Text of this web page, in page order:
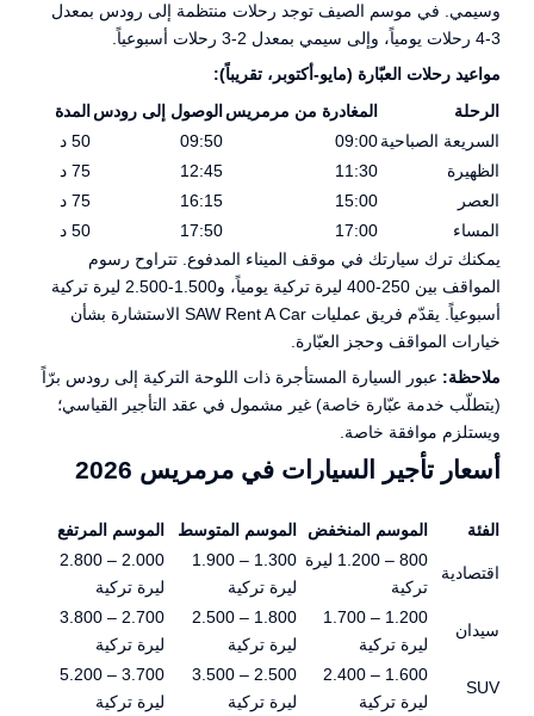
وسيمي. في موسم الصيف توجد رحلات منتظمة إلى رودس بمعدل
3-4 رحلات يومياً، وإلى سيمي بمعدل 2-3 رحلات أسبوعياً.
مواعيد رحلات العبّارة (مايو-أكتوبر، تقريباً):
الرحلة
المغادرة من مرمريس الوصول إلى رودس المدة
السريعة الصباحية09:00
09:50
50 د
الظهيرة
11:30
12:45
75 د
العصر
15:00
16:15
75 د
المساء
17:00
17:50
50 د
يمكنك ترك سيارتك في موقف الميناء المدفوع. تتراوح رسوم
المواقف بين 250-400 ليرة تركية يومياً، و1.500-2.500 ليرة تركية
أسبوعياً. يقدّم فريق عمليات SAW Rent A Car الاستشارة بشأن
خيارات المواقف وحجز العبّارة.
ملاحظة: عبور السيارة المستأجرة ذات اللوحة التركية إلى رودس برّاً
(يتطلّب خدمة عبّارة خاصة) غير مشمول في عقد التأجير القياسي؛
ويستلزم موافقة خاصة.
أسعار تأجير السيارات في مرمريس 2026
الفئة الموسم المنخفض الموسم المتوسط الموسم المرتفع
اقتصادية
800 – 1.200 ليرة
تركية
1.300 – 1.900
ليرة تركية
2.000 – 2.800
ليرة تركية
سيدان
1.200 – 1.700
ليرة تركية
1.800 – 2.500
ليرة تركية
2.700 – 3.800
ليرة تركية
SUV
1.600 – 2.400
ليرة تركية
2.500 – 3.500
ليرة تركية
3.700 – 5.200
ليرة تركية